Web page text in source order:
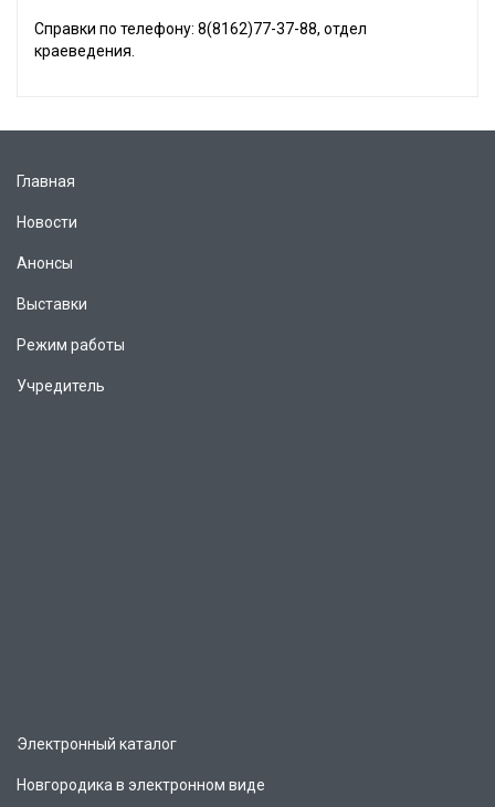
Справки по телефону: 8(8162)77-37-88, отдел
краеведения.
Главная
Новости
Анонсы
Выставки
Режим работы
Учредитель
Электронный каталог
Новгородика в электронном виде